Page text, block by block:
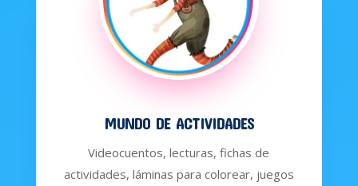
MUNDO DE ACTIVIDADES
Videocuentos, lecturas, fichas de
actividades, láminas para colorear, juegos